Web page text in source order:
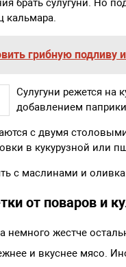
брать сулугуни. Но
кальмара.
грибную
Сулугуни режется на
добавлением
с двумя
в кукурузной или
с маслинами и
от поваров и
немного жестче
и вкуснее мясо.